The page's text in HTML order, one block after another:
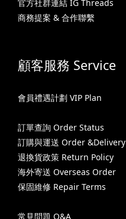
官方社群連結 IG Threads
商務提案 & 合作聯繫
顧客服務 Service
會員禮遇計劃 VIP Plan
訂單查詢 Order Status
訂購與運送 Order &Delivery
退換貨政策 Return Policy
海外寄送 Overseas Order
保固維修 Repair Terms
常見問題 Q&A